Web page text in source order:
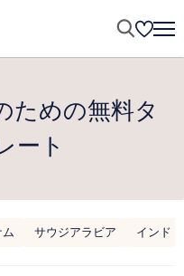
ための無料タ
ート
サウジアラビア インド